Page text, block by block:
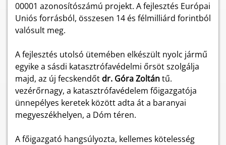
00001 azonosítószámú projekt. A fejlesztés Európai
Uniós forrásból, összesen 14 és félmilliárd forintból
valósult meg.
A fejlesztés utolsó ütemében elkészült nyolc jármű
egyike a sásdi katasztrófavédelmi őrsöt szolgálja
majd, az új fecskendőt dr. Góra Zoltántű.
vezérőrnagy, a katasztrófavédelem főigazgatója
ünnepélyes keretek között adta át a baranyai
megyeszékhelyen, a Dóm téren.
A főigazgató hangsúlyozta, kellemes kötelesség